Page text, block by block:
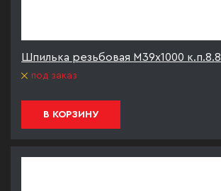
Шпилька резьбовая М39х1000 к.п.8.8
под заказ
В КОРЗИНУ